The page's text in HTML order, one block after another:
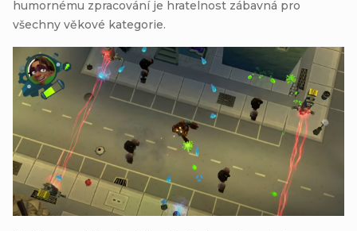
humornému zpracování je hratelnost zábavná pro
všechny věkové kategorie.